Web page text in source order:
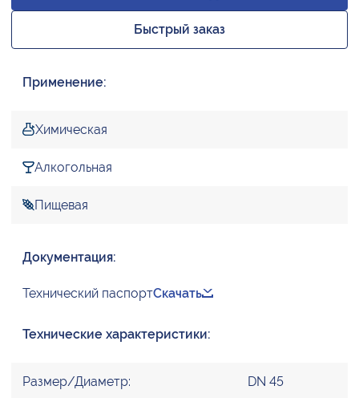
Быстрый заказ
Применение:
Химическая
Алкогольная
Пищевая
Документация:
Технический паспортСкачать
Технические характеристики:
Размер/Диаметр: DN 45